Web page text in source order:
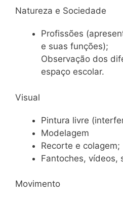
Natureza e Sociedade
Profissões
e suas funções);
Observação dos
espaço escolar.
Visual
Pintura livre
Modelagem
Recorte e colagem;
Fantoches, vídeos,
Movimento